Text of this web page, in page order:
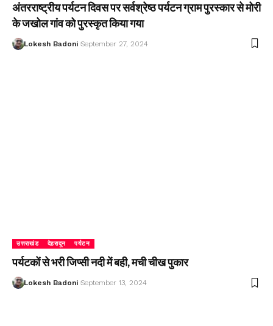
अंतरराष्ट्रीय पर्यटन दिवस पर सर्वश्रेष्ठ पर्यटन ग्राम पुरस्कार से मोरी
के जखोल गांव को पुरस्कृत किया गया
Lokesh Badoni September 27, 2024
उत्तराखंड देहरादून पर्यटन
पर्यटकों से भरी जिप्सी नदी में बही, मची चीख पुकार
Lokesh Badoni September 13, 2024